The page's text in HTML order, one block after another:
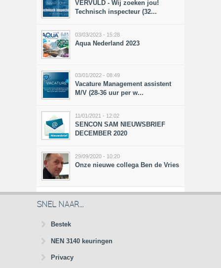
VERVULD - Wij zoeken jou!
Technisch inspecteur (32...
03/03/2023 - 15:28
Aqua Nederland 2023
03/01/2022 - 08:49
Vacature Management assistent
M/V (28-36 uur per w...
11/01/2021 - 12:02
SENCON SAM NIEUWSBRIEF
DECEMBER 2020
29/09/2020 - 10:20
Onze nieuwe collega Ben de Vries
SNEL NAAR...
Bestek
NEN 3140 keuringen
Privacy